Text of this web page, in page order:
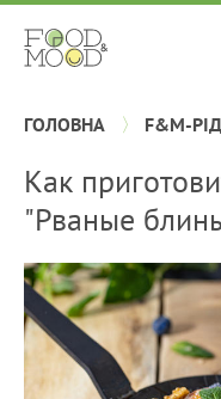
ГОЛОВНА F&M-
Как
"Рваные